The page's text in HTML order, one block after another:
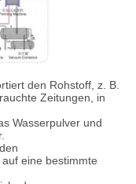
den Rohstoff, z. B.
Zeitungen, in
Wasserpulver und
eine bestimmte